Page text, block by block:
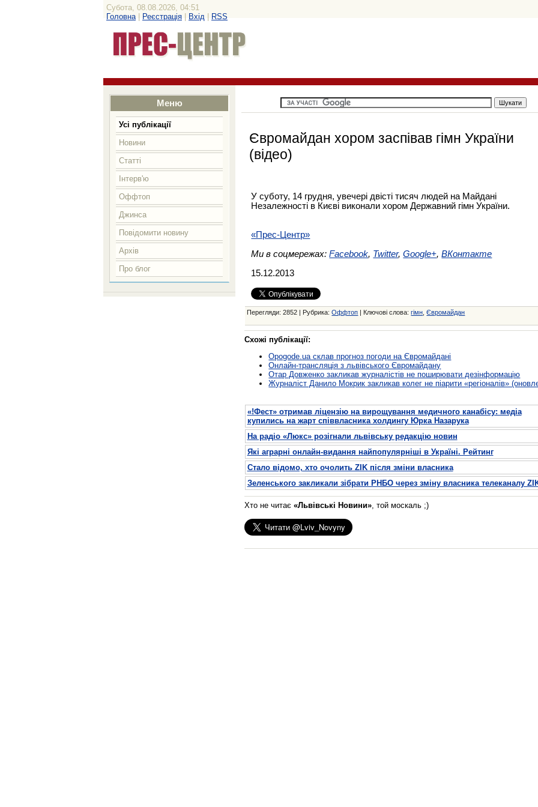
Субота, 08.08.2026, 04:51
Головна| Реєстрація Вхід RSS
Меню
Усі публікації
Новини
Статті
Інтерв'ю
Оффтоп
Джинса
Повідомити новину
Архів
Про блог
Євромайдан хором заспівав гімн України
(відео)
У суботу, 14 грудня, увечері двісті тисяч людей на Майдані
Незалежності в Києві виконали хором Державний гімн України.
«Прес-Центр»
Ми в соцмережах:Facebook, Twitter,Google+,ВКонтакте
15.12.2013
Перегляди: 2852 | Рубрика:Оффтоп | Ключові слова:гімн ,Євромайдан
Схожі публікації:
Opogode.ua склав прогноз погоди на Євромайдані
Онлайн-трансляція з львівського Євромайдану
Отар Довженко закликав журналістів не поширювати дезінформацію
Журналіст Данило Мокрик закликав колег не піарити «регіоналів»
«!Фест» отримав ліцензію на вирощування медичного канабісу: медіа
купились на жарт співвласника холдингу Юрка Назарука
На радіо «Люкс» розігнали львівську редакцію новин
Які аграрні онлайн-видання найпопулярніші в Україні. Рейтинг
Стало відомо, хто очолить ZIK після зміни власника
Зеленського закликали зібрати РНБО через зміну власника телеканалу
Хто не читає«Львівські Новини» , той москаль ;)